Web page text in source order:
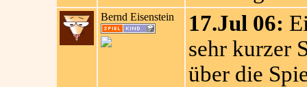
Bernd Eisenstein 17.Jul 06:
sehr kurzer
über die